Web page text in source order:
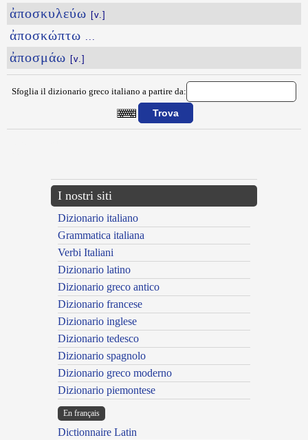
ἀποσκυλεύω [v.]
ἀποσκώπτω ...
ἀποσμάω [v.]
Sfoglia il dizionario greco italiano a partire da:
I nostri siti
Dizionario italiano
Grammatica italiana
Verbi Italiani
Dizionario latino
Dizionario greco antico
Dizionario francese
Dizionario inglese
Dizionario tedesco
Dizionario spagnolo
Dizionario greco moderno
Dizionario piemontese
En français
Dictionnaire Latin